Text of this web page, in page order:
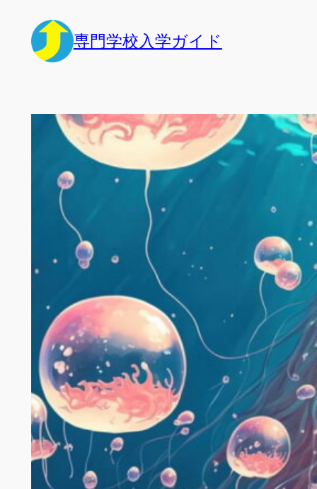
専門学校入学ガイド